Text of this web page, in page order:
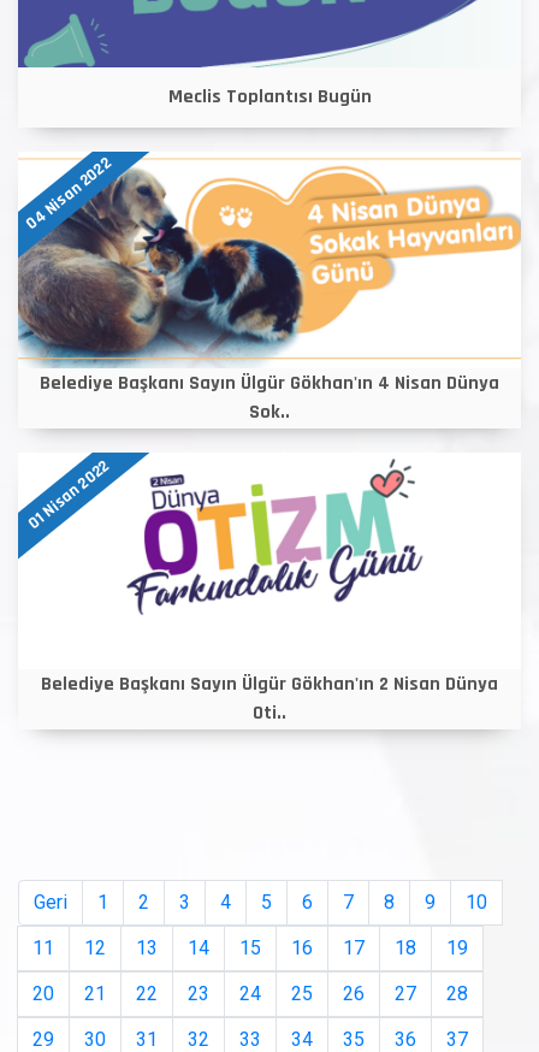
Meclis Toplantısı Bugün
04 Nisan 2022
Belediye Başkanı Sayın Ülgür Gökhan'ın 4 Nisan Dünya
Sok..
01 Nisan 2022
Belediye Başkanı Sayın Ülgür Gökhan'ın 2 Nisan Dünya
Oti..
Geri 1 2 3 4 5 6 7 8 9
10
11
12 13 14 15 16 17 18
19
20
21 22 23 24 25 26 27
28
29
30 31 32 33 34 35 36
37